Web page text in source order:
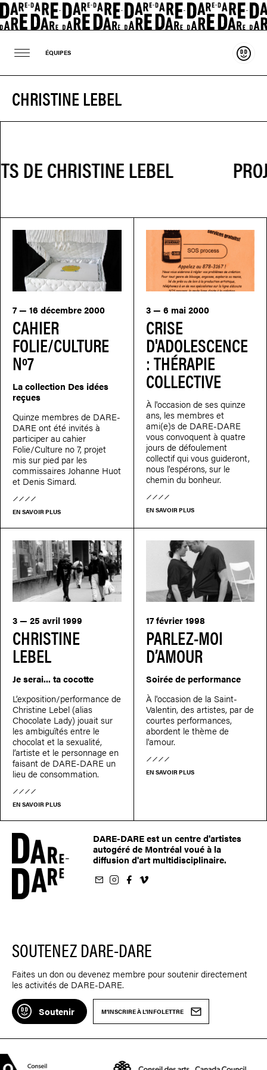
ÉQUIPES
CHRISTINE LEBEL
CAHIER
FOLIE/CULTURE
Nº7
7 — 16 décembre 2000
La collection Des idées
reçues
Quinze membres de DARE-
DARE ont été invités à
participer au cahier
Folie/Culture no 7, projet
mis sur pied par les
commissaires Johanne Huot
et Denis Simard.
EN SAVOIR PLUS
CRISE
D'ADOLESCENCE
: THÉRAPIE
COLLECTIVE
3 — 6 mai 2000
À l'occasion de ses quinze
ans, les membres et
ami(e)s de DARE-DARE
vous convoquent à quatre
jours de défoulement
collectif qui vous guideront,
nous l'espérons, sur le
chemin du bonheur.
EN SAVOIR PLUS
CHRISTINE
LEBEL
3 — 25 avril 1999
Je serai... ta cocotte
L’exposition/performance de
Christine Lebel (alias
Chocolate Lady) jouait sur
les ambiguïtés entre le
chocolat et la sexualité,
l’artiste et le personnage en
faisant de DARE-DARE un
lieu de consommation.
EN SAVOIR PLUS
PARLEZ-MOI
D’AMOUR
17 février 1998
Soirée de performance
À l'occasion de la Saint-
Valentin, des artistes, par de
courtes performances,
abordent le thème de
l'amour.
EN SAVOIR PLUS
DARE-DARE est un centre d'artistes
autogéré de Montréal voué à la
diffusion d'art multidisciplinaire.
sur Instagram
sur Facebook
nous sur Vimeo
SOUTENEZ DARE-DARE
Faites un don ou devenez membre pour soutenir directement
les activités de DARE-DARE.
Soutenir M'INSCRIRE À L'INFOLETTRE